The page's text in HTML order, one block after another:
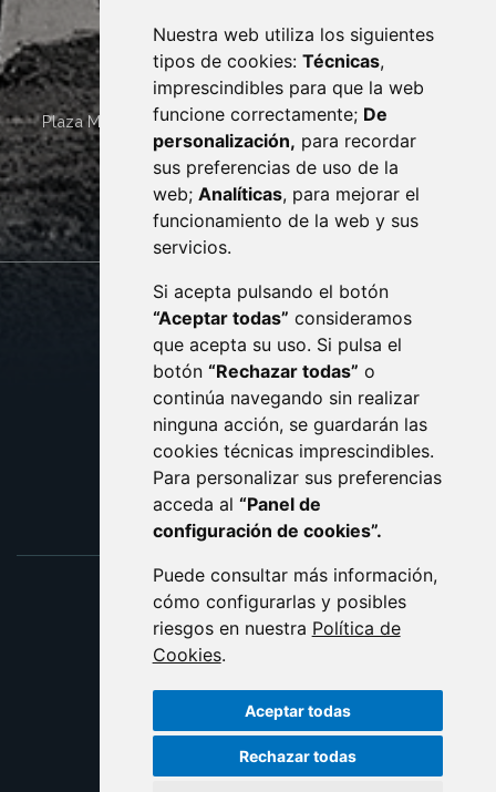
Nuestra web utiliza los siguientes
tipos de cookies: Técnicas,
imprescindibles para que la web
funcione correctamente; De
personalización, para recordar
sus preferencias de uso de la
web; Analíticas, para mejorar el
funcionamiento de la web y sus
servicios.
Si acepta pulsando el botón
“Aceptar todas” consideramos
que acepta su uso. Si pulsa el
botón “Rechazar todas” o
continúa navegando sin realizar
ninguna acción, se guardarán las
cookies técnicas imprescindibles.
Para personalizar sus preferencias
acceda al “Panel de
configuración de cookies”.
Puede consultar más información,
cómo configurarlas y posibles
riesgos en nuestra Política de
Cookies.
Aceptar todas
Rechazar todas
Plaza Mayor 4 22400 MONZÓN - ARAGÓN (ESPAÑA)
· (34) 974 400 700 ·
sac@monzon.es
monzon.es
CONTACTO
AVISO LEGAL
PROTECCIÓN DE DATOS
POLÍTICA DE COOKIES
ACCESIBILIDAD
ENLACE EXTERNO AL